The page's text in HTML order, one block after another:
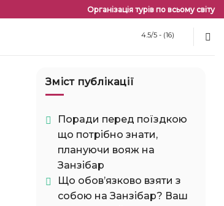
Організація турів по всьому світу
4.5/5 - (16)
Зміст публікації
Поради перед поїздкою
що потрібно знати,
плануючи вояж на
Занзібар
Що обов’язково взяти з
собою на Занзібар? Ваш